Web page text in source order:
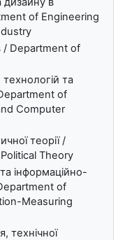
of Engineering
/ Department of
та
of
Computer
теорії /
Theory
інформаційно-
of
Measuring
технічної